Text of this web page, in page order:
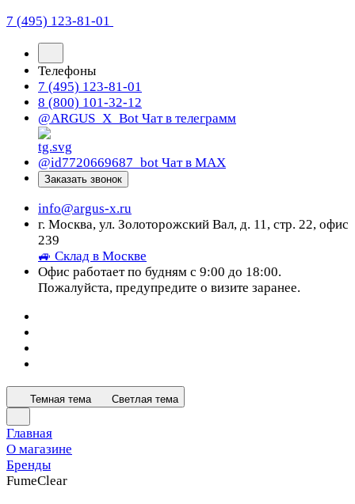
7 (495) 123-81-01
Телефоны
7 (495) 123-81-01
8 (800) 101-32-12
@ARGUS_X_Bot Чат в телеграмм
@id7720669687_bot Чат в МАХ
Заказать звонок
info@argus-x.ru
г. Москва, ул. Золоторожский Вал, д. 11, стр. 22, офис
239
🚙 Склад в Москве
Офис работает по будням с 9:00 до 18:00.
Пожалуйста, предупредите о визите заранее.
Темная тема Светлая тема
Главная
О магазине
Бренды
FumeClear